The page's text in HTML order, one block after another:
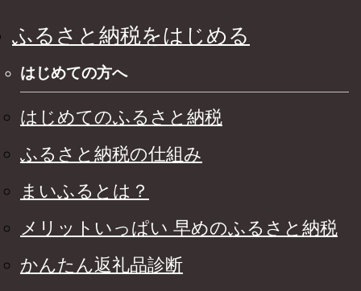
ふるさと納税をはじめる
はじめての方へ
はじめてのふるさと納税
ふるさと納税の仕組み
まいふるとは？
メリットいっぱい 早めのふるさと納税
かんたん返礼品診断